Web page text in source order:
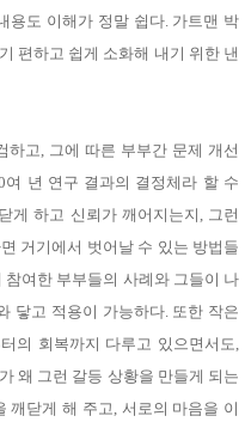
용도 이해가 정말 쉽다. 가트맨 박
편하고 쉽게 소화해 내기 위한 낸
고, 그에 따른 부부간 문제 개선
년 연구 결과의 결정체라 할 수
게 하고 신뢰가 깨어지는지, 그런
거기에서 벗어날 수 있는 방법들
여한 부부들의 사례와 그들이 나
닿고 적용이 가능하다. 또한 작은
의 회복까지 다루고 있으면서도,
왜 그런 갈등 상황을 만들게 되는
깨닫게 해 주고, 서로의 마음을 이